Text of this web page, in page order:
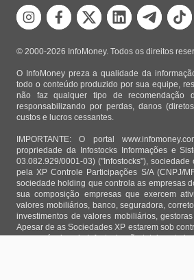
© 2000-2026 InfoMoney. Todos os direitos
O InfoMoney preza a qualidade da
todo o conteúdo produzido por sua equipe,
não faz qualquer tipo de recomendação
responsabilizando por perdas, danos
custos e lucros cessantes.
IMPORTANTE: O portal
propriedade da Infostocks Informações e
03.082.929/0001-03) ("Infostocks"),
pela XP Controle Participações S/A (CNPJ/
sociedade holding que controla as empresas
sua composição empresas que exercem
valores mobiliários, banco, seguradora,
investimentos de valores mobiliários,
Apesar de as Sociedades XP estarem sob
responsáveis pela Infostocks são totalmente